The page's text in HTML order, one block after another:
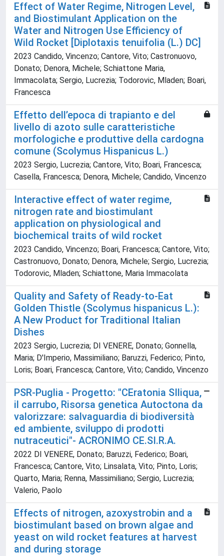
Effect of Water Regime, Nitrogen Level,
and Biostimulant Application on the
Water and Nitrogen Use Efficiency of
Wild Rocket [Diplotaxis tenuifolia (L.) DC]
2023 Candido, Vincenzo; Cantore, Vito; Castronuovo,
Donato; Denora, Michele; Schiattone Maria,
Immacolata; Sergio, Lucrezia; Todorovic, Mladen; Boari,
Francesca
Effetto dell’epoca di trapianto e del
livello di azoto sulle caratteristiche
morfologiche e produttive della cardogna
comune (Scolymus Hispanicus L.)
2023 Sergio, Lucrezia; Cantore, Vito; Boari, Francesca;
Casella, Francesca; Denora, Michele; Candido, Vincenzo
Interactive effect of water regime,
nitrogen rate and biostimulant
application on physiological and
biochemical traits of wild rocket
2023 Candido, Vincenzo; Boari, Francesca; Cantore, Vito;
Castronuovo, Donato; Denora, Michele; Sergio, Lucrezia;
Todorovic, Mladen; Schiattone, Maria Immacolata
Quality and Safety of Ready-to-Eat
Golden Thistle (Scolymus hispanicus L.):
A New Product for Traditional Italian
Dishes
2023 Sergio, Lucrezia; DI VENERE, Donato; Gonnella,
Maria; D'Imperio, Massimiliano; Baruzzi, Federico; Pinto,
Loris; Boari, Francesca; Cantore, Vito; Candido, Vincenzo
PSR-Puglia - Progetto: "CEratonia SIliqua,
il carrubo, Risorsa genetica Autoctona da
valorizzare: salvaguardia di biodiversità
ed ambiente, sviluppo di prodotti
nutraceutici"- ACRONIMO CE.SI.R.A.
2022 DI VENERE, Donato; Baruzzi, Federico; Boari,
Francesca; Cantore, Vito; Linsalata, Vito; Pinto, Loris;
Quarto, Maria; Renna, Massimiliano; Sergio, Lucrezia;
Valerio, Paolo
Effects of nitrogen, azoxystrobin and a
biostimulant based on brown algae and
yeast on wild rocket features at harvest
and during storage